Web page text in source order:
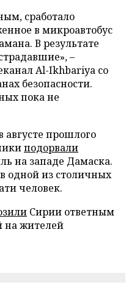
сработало
в микроавтобус
В результате
–
Al-Ikhbariya со
безопасности.
пока не
августе прошлого
подорвали
на западе Дамаска.
одной из столичных
человек.
Сирии ответным
на жителей